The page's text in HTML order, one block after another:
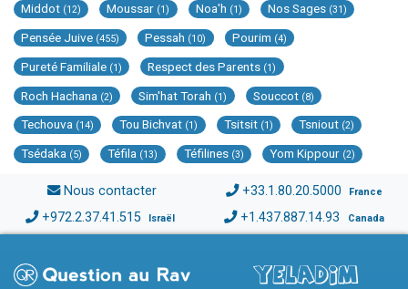
Middot (12) Moussar (1) Noa'h (1) Nos Sages (31)
Pensée Juive (455) Pessah (10) Pourim (4)
Pureté Familiale (1) Respect des Parents (1)
Roch Hachana (2) Sim'hat Torah (1) Souccot (8)
Techouva (14) Tou Bichvat (1) Tsitsit (1) Tsniout (2)
Tsédaka (5) Téfila (13) Téfilines (3) Yom Kippour (2)
Nous contacter +33.1.80.20.5000 France
+972.2.37.41.515 Israël +1.437.887.14.93 Canada